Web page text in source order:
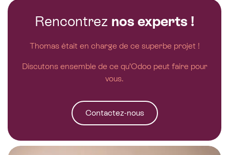
Rencontrez nos experts !
Thomas était en charge de ce superbe projet !
Discutons ensemble de ce qu’Odoo peut faire pour
vous.
Contactez-nous